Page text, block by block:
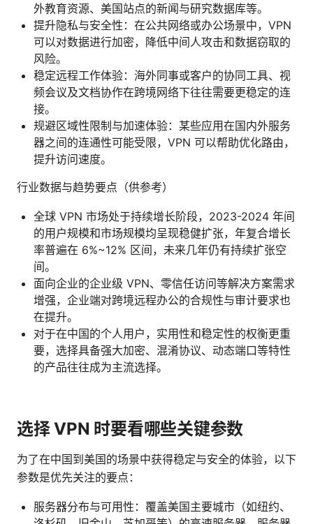
外教育资源、美国站点的新闻与研究数据库等。
提升隐私与安全性：在公共网络或办公场景中，VPN
可以对数据进行加密，降低中间人攻击和数据窃取的
风险。
稳定远程工作体验：海外同事或客户的协同工具、视
频会议及文档协作在跨境网络下往往需要更稳定的连
接。
规避区域性限制与加速体验：某些应用在国内外服务
器之间的连通性可能受限，VPN 可以帮助优化路由，
提升访问速度。
行业数据与趋势要点（供参考）
全球 VPN 市场处于持续增长阶段，2023-2024 年间
的用户规模和市场规模均呈现稳健扩张，年复合增长
率普遍在 6%~12% 区间，未来几年仍有持续扩张空
间。
面向企业的企业级 VPN、零信任访问等解决方案需求
增强，企业端对跨境远程办公的合规性与审计要求也
在提升。
对于在中国的个人用户，实用性和稳定性的权衡更重
要，选择具备强大加密、混淆协议、动态端口等特性
的产品往往成为主流选择。
选择 VPN 时要看哪些关键参数
为了在中国到美国的场景中获得稳定与安全的体验，以下
参数是优先关注的要点：
服务器分布与可用性：覆盖美国主要城市（如纽约、